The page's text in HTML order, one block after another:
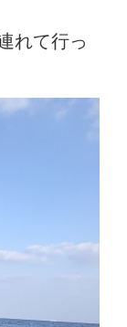
れて行っ